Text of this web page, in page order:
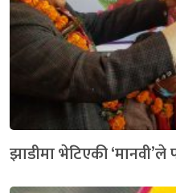
झाडीमा भेटिएकी